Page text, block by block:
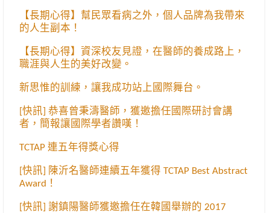
【長期心得】幫民眾看病之外，個人品牌為我帶來
的人生副本！
【長期心得】資深校友見證，在醫師的養成路上，
職涯與人生的美好改變。
新思惟的訓練，讓我成功站上國際舞台。
[快訊] 恭喜曾秉濤醫師，獲邀擔任國際研討會講
者，簡報讓國際學者讚嘆！
TCTAP 連五年得獎心得
[快訊] 陳沂名醫師連續五年獲得 TCTAP Best Abstract
Award！
[快訊] 謝鎮陽醫師獲邀擔任在韓國舉辦的 2017